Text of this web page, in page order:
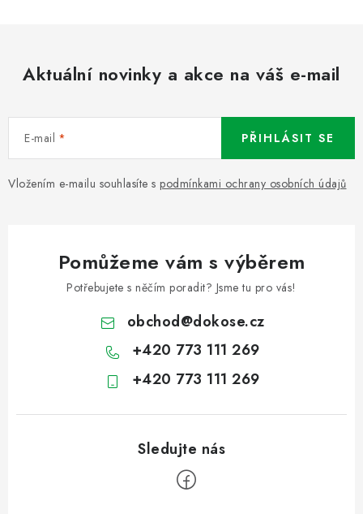
Aktuální novinky a akce na váš e-mail
E-mail
Vložením e-mailu souhlasíte s podmínkami ochrany osobních údajů
PŘIHLÁSIT SE
Pomůžeme vám s výběrem
Potřebujete s něčím poradit? Jsme tu pro vás!
obchod@dokose.cz
+420 773 111 269
+420 773 111 269